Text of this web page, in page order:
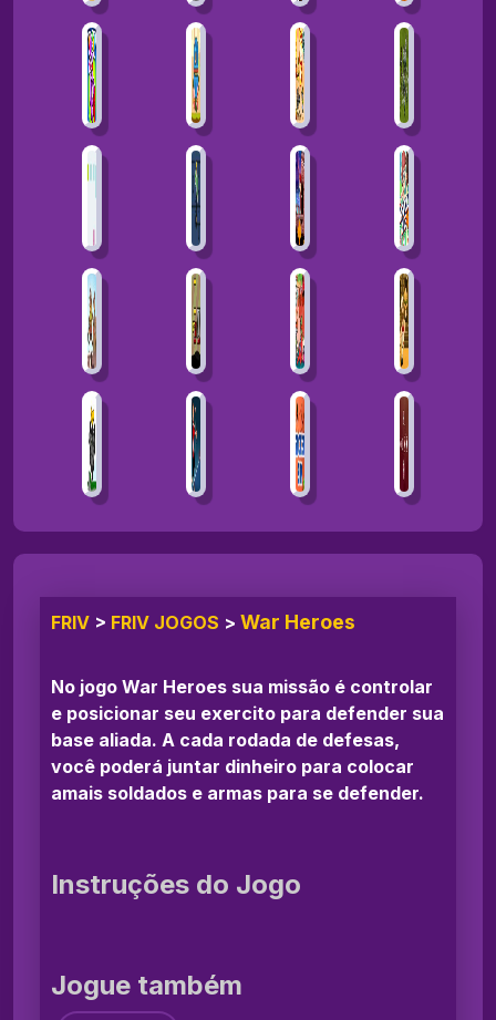
FRIV > FRIV JOGOS > War Heroes
No jogo War Heroes sua missão é controlar
e posicionar seu exercito para defender sua
base aliada. A cada rodada de defesas,
você poderá juntar dinheiro para colocar
amais soldados e armas para se defender.
Instruções do Jogo
Jogue também